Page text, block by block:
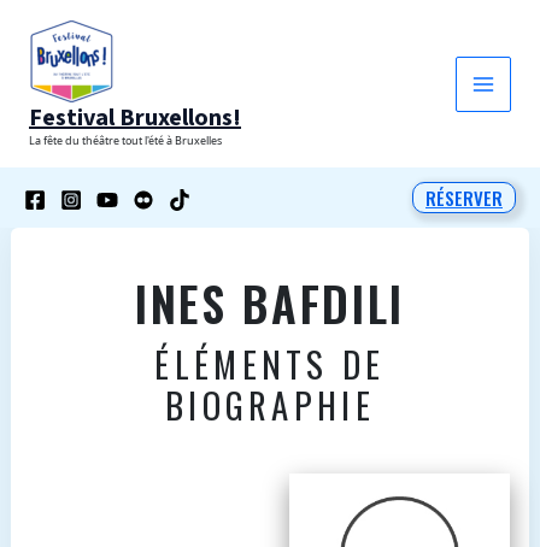
contenu
Festival Bruxellons!
La fête du théâtre tout l'été à Bruxelles
RÉSERVER
INES BAFDILI
ÉLÉMENTS DE
BIOGRAPHIE